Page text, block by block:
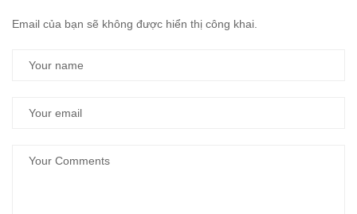
Email của bạn sẽ không được hiển thị công khai.